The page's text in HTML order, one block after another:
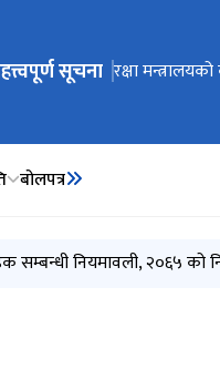
जानुहोस्
सूचना Invitation for
रक्षा
रक्षा
बोलपत्र
एवम् मन्त्रालयस्तरीय
नियमावली, २०६५ को
असार)
जेठ)